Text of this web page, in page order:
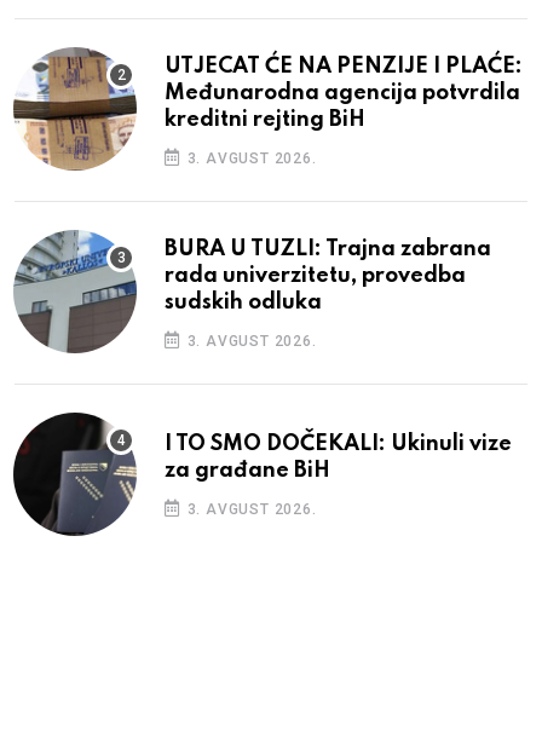
UTJECAT ĆE NA PENZIJE I PLAĆE:
Međunarodna agencija potvrdila
kreditni rejting BiH
3. AVGUST 2026.
BURA U TUZLI: Trajna zabrana
rada univerzitetu, provedba
sudskih odluka
3. AVGUST 2026.
I TO SMO DOČEKALI: Ukinuli vize
za građane BiH
3. AVGUST 2026.